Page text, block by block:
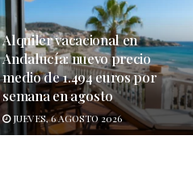
Alquiler vacacional en
Andalucía: nuevo precio
medio de 1.494 euros por
semana en agosto
JUEVES, 6 AGOSTO 2026